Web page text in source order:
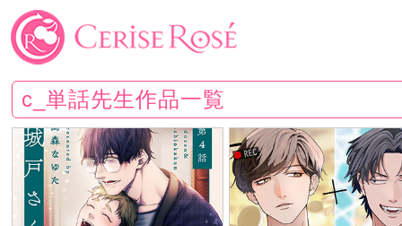
c_単話先生作品一覧